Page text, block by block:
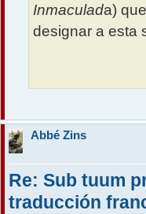
Inmaculada)
designar a esta
Abbé Zins
Re: Sub tuum
traducción